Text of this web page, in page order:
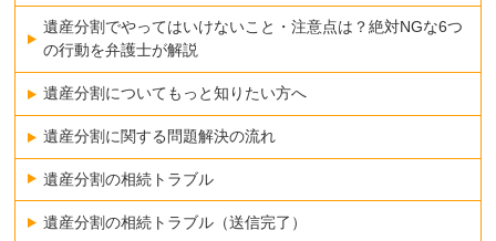
遺産分割でやってはいけないこと・注意点は？絶対NGな6つ
の行動を弁護士が解説
遺産分割についてもっと知りたい方へ
遺産分割に関する問題解決の流れ
遺産分割の相続トラブル
遺産分割の相続トラブル（送信完了）